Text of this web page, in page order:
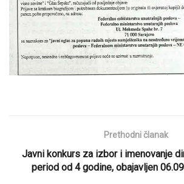
Prethodni članak
Javni konkurs za izbor i imenovanje
period od 4 godine, obajavljen